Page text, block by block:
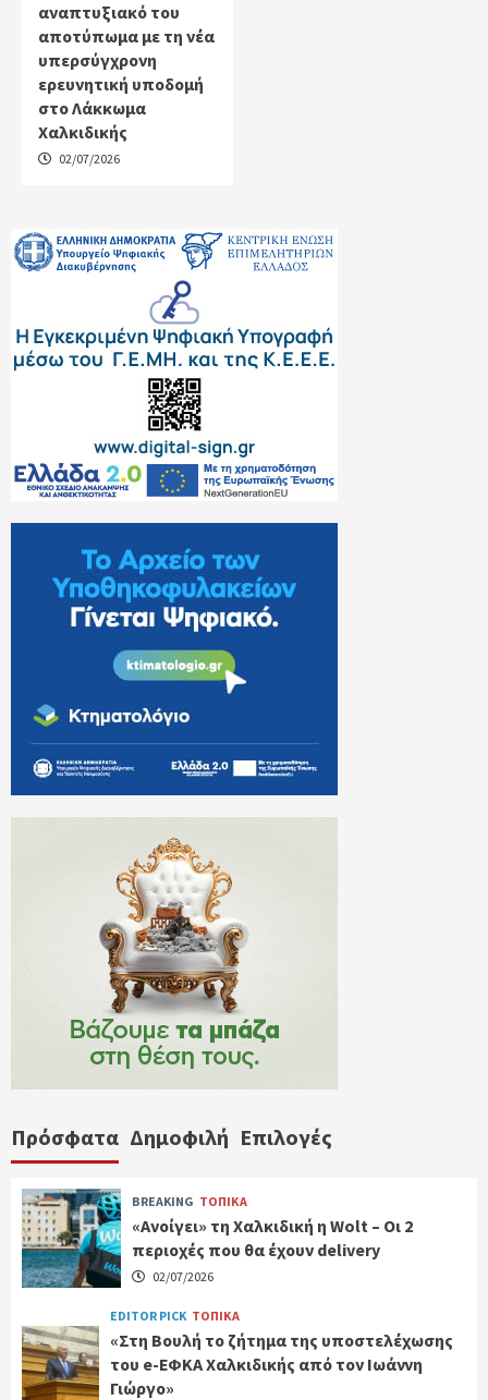
αναπτυξιακό του
αποτύπωμα με τη νέα
υπερσύγχρονη
ερευνητική υποδομή
στο Λάκκωμα
Χαλκιδικής
02/07/2026
Πρόσφατα Δημοφιλή Επιλογές
BREAKING ΤΟΠΙΚΑ
«Ανοίγει» τη Χαλκιδική η Wolt – Οι 2
περιοχές που θα έχουν delivery
02/07/2026
EDITOR PICK ΤΟΠΙΚΑ
«Στη Βουλή το ζήτημα της υποστελέχωσης
του e-ΕΦΚΑ Χαλκιδικής από τον Ιωάννη
Γιώργο»